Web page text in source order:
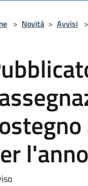
> Novità > Avvisi >